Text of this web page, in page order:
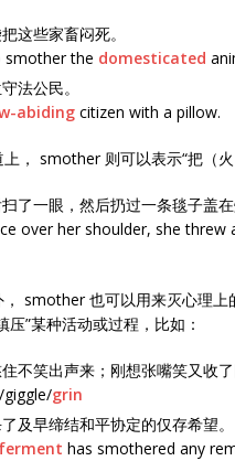
这些家畜闷死。
smother the domesticated
法公民。
abiding citizen with a pillow.
， smother 则可以表示“把（火
了一眼，然后扔过一条毯子盖在
over her shoulder, she
smother 也可以用来灭心理上
”某种活动或过程，比如：
不笑出声来；刚想张嘴笑又收
grin
及早缔结和平协定的仅存希望。
ferment has smothered any